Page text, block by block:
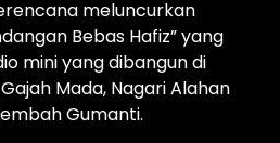
meluncurkan
Bebas Hafiz” yang
mini yang dibangun di
Mada, Nagari Alahan
Gumanti.